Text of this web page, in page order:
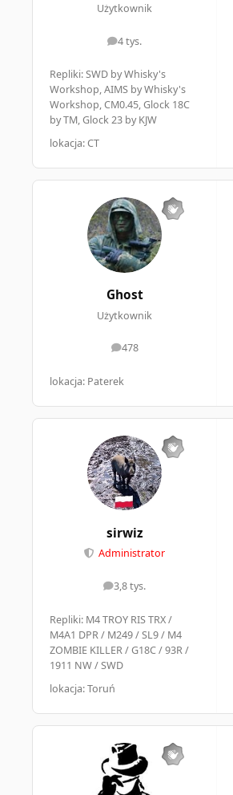
Użytkownik
4 tys.
odpowiedzi
Repliki: SWD by Whisky's
Workshop, AIMS by Whisky's
Workshop, CM0.45, Glock 18C
by TM, Glock 23 by KJW
lokacja: CT
Ghost
Użytkownik
478
odpowiedzi
lokacja: Paterek
sirwiz
Administrator
3,8 tys.
odpowiedzi
Repliki: M4 TROY RIS TRX /
M4A1 DPR / M249 / SL9 / M4
ZOMBIE KILLER / G18C / 93R /
1911 NW / SWD
lokacja: Toruń